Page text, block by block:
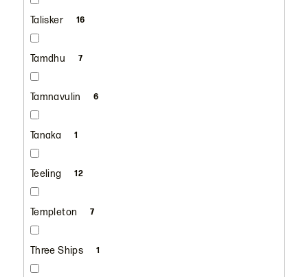
Talisker 16
Tamdhu 7
Tamnavulin 6
Tanaka 1
Teeling 12
Templeton 7
Three Ships 1